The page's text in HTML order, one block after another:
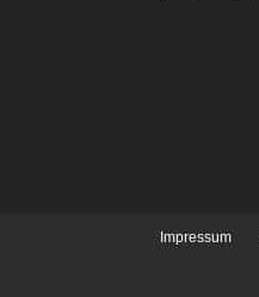
Impressum